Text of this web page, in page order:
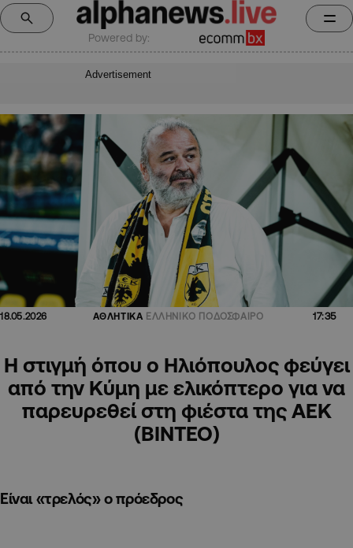
Powered by:
Advertisement
18.05.2026 ΑΘΛΗΤΙΚΑ ΕΛΛΗΝΙΚΟ ΠΟΔΟΣΦΑΙΡΟ 17:35
Η στιγμή όπου ο Ηλιόπουλος φεύγει
από την Κύμη με ελικόπτερο για να
παρευρεθεί στη φιέστα της ΑΕΚ
(ΒΙΝΤΕΟ)
Είναι «τρελός» ο πρόεδρος